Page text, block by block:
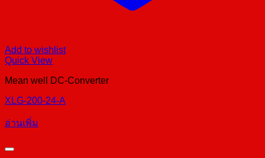
Add to wishlist
Quick View
Mean well DC-Converter
XLG-200-24-A
อ่านเพิ่ม